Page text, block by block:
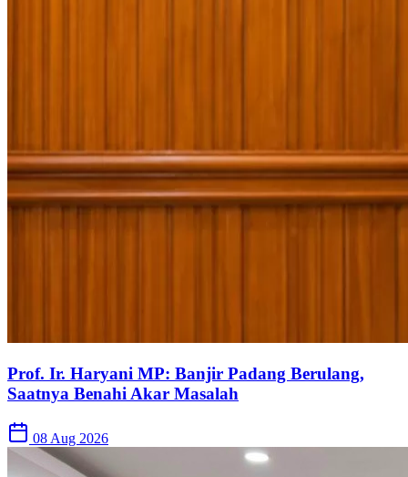
Prof. Ir. Haryani MP: Banjir Padang Berulang,
Saatnya Benahi Akar Masalah
08 Aug 2026